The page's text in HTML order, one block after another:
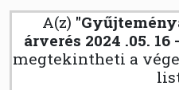
A(z)
árverés 2024 .05. 16
megtekintheti a